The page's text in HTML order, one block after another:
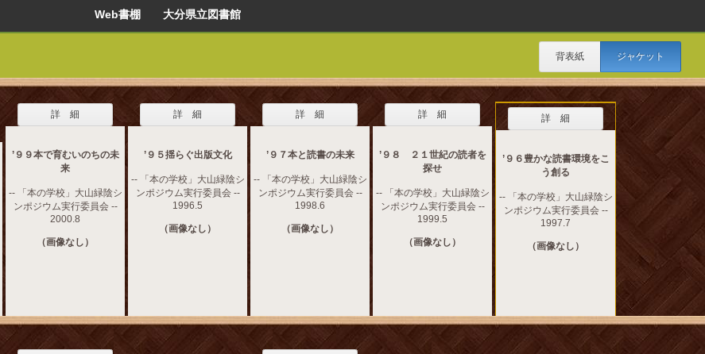
Web書棚 大分県立図書館
背表紙 ジャケット
詳 細
’９９本で育むいのちの未
来
-- 「本の学校」大山緑陰シ
ンポジウム実行委員会 --
2000.8
（画像なし）
詳 細
’９５揺らぐ出版文化
-- 「本の学校」大山緑陰シ
ンポジウム実行委員会 --
1996.5
（画像なし）
詳 細
’９７本と読書の未来
-- 「本の学校」大山緑陰シ
ンポジウム実行委員会 --
1998.6
（画像なし）
詳 細
’９８ ２１世紀の読者を
探せ
-- 「本の学校」大山緑陰シ
ンポジウム実行委員会 --
1999.5
（画像なし）
詳 細
’９６豊かな読書環境をこ
う創る
-- 「本の学校」大山緑陰シ
ンポジウム実行委員会 --
1997.7
（画像なし）